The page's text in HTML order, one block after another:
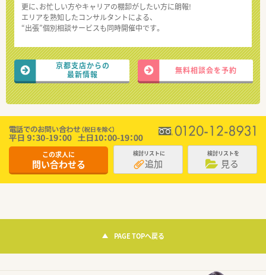
更に、お忙しい方やキャリアの棚卸がしたい方に朗報!
エリアを熟知したコンサルタントによる、
“出張”個別相談サービスも同時開催中です。
京都支店からの
最新情報
無料相談会を予約
この求人に
問い合わせる
検討リストに
追加
検討リストを
見る
PAGE TOPへ戻る